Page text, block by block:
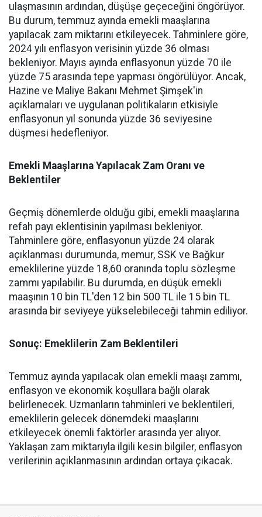
ulaşmasının ardından, düşüşe geçeceğini öngörüyor.
Bu durum, temmuz ayında emekli maaşlarına
yapılacak zam miktarını etkileyecek. Tahminlere göre,
2024 yılı enflasyon verisinin yüzde 36 olması
bekleniyor. Mayıs ayında enflasyonun yüzde 70 ile
yüzde 75 arasında tepe yapması öngörülüyor. Ancak,
Hazine ve Maliye Bakanı Mehmet Şimşek'in
açıklamaları ve uygulanan politikaların etkisiyle
enflasyonun yıl sonunda yüzde 36 seviyesine
düşmesi hedefleniyor.
Emekli Maaşlarına Yapılacak Zam Oranı ve
Beklentiler
Geçmiş dönemlerde olduğu gibi, emekli maaşlarına
refah payı eklentisinin yapılması bekleniyor.
Tahminlere göre, enflasyonun yüzde 24 olarak
açıklanması durumunda, memur, SSK ve Bağkur
emeklilerine yüzde 18,60 oranında toplu sözleşme
zammı yapılabilir. Bu durumda, en düşük emekli
maaşının 10 bin TL'den 12 bin 500 TL ile 15 bin TL
arasında bir seviyeye yükselebileceği tahmin ediliyor.
Sonuç: Emeklilerin Zam Beklentileri
Temmuz ayında yapılacak olan emekli maaşı zammı,
enflasyon ve ekonomik koşullara bağlı olarak
belirlenecek. Uzmanların tahminleri ve beklentileri,
emeklilerin gelecek dönemdeki maaşlarını
etkileyecek önemli faktörler arasında yer alıyor.
Yaklaşan zam miktarıyla ilgili kesin bilgiler, enflasyon
verilerinin açıklanmasının ardından ortaya çıkacak.